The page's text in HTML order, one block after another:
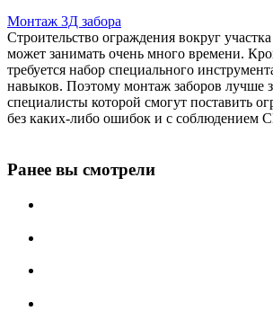
Монтаж 3Д забора
Строительство ограждения вокруг
может занимать очень много времени.
требуется набор специального
навыков. Поэтому монтаж заборов лучше
специалисты которой смогут поставить
без каких-либо ошибок и с соблюдением
Ранее вы смотрели